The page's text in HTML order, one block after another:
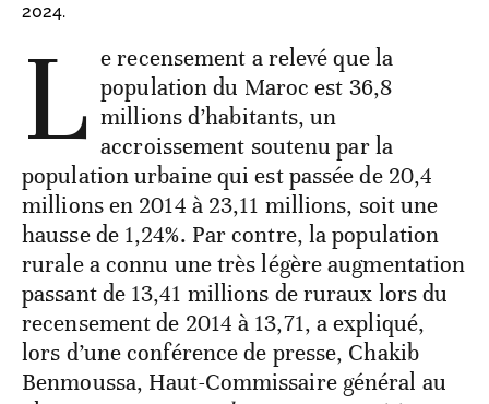
2024.
L e recensement a relevé que la
population du Maroc est 36,8
millions d’habitants, un
accroissement soutenu par la
population urbaine qui est passée de 20,4
millions en 2014 à 23,11 millions, soit une
hausse de 1,24%. Par contre, la population
rurale a connu une très légère augmentation
passant de 13,41 millions de ruraux lors du
recensement de 2014 à 13,71, a expliqué,
lors d’une conférence de presse, Chakib
Benmoussa, Haut-Commissaire général au